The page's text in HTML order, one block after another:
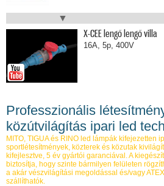
X-TIGUA professzionális LED
extra széles fénysugár IP66
Extra széles fénysugár, 40 db
lumen
ALUMAX nagyteljesítményű ipari
kismegszakítóval, 320A, 5p, 500V,
Anyaga: alumínium ötvözet,
Pilot kontakt csatlakozás 2 db.
▼
X-CEE lengő lengő villa
16A, 5p, 400V
Professzionális
közútvilágítás ipari led
MITO, TIGUA és RINO led lámpák kifejezetten
sportlétesítmények, közterek és közutak
kifejlesztve, 5 év gyártói garanciával. A
biztosítja, hogy szinte bármilyen felületen
a akár vészvilágítási megoldással és/vagy
szállíthatók.